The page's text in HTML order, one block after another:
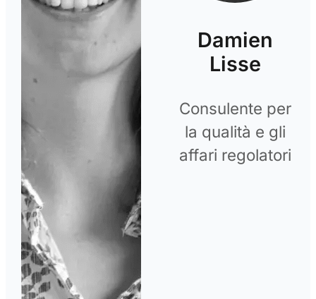
Damien
Lisse
Consulente per
la qualità e gli
affari regolatori